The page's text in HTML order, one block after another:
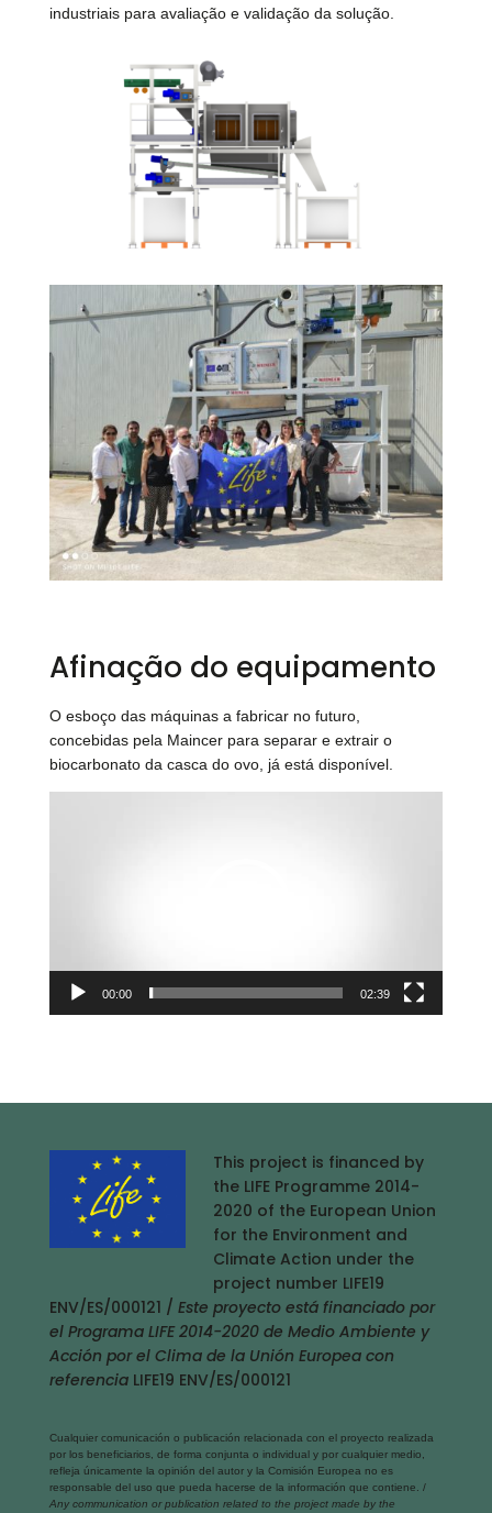
industriais para avaliação e validação da solução.
Afinação do equipamento
O esboço das máquinas a fabricar no futuro,
concebidas pela Maincer para separar e extrair o
biocarbonato da casca do ovo, já está disponível.
00:00 02:39
This project is financed by
the LIFE Programme 2014-
2020 of the European Union
for the Environment and
Climate Action under the
project number LIFE19
ENV/ES/000121 / Este proyecto está financiado por
el Programa LIFE 2014-2020 de Medio Ambiente y
Acción por el Clima de la Unión Europea con
referencia LIFE19 ENV/ES/000121
Cualquier comunicación o publicación relacionada con el proyecto realizada
por los beneficiarios, de forma conjunta o individual y por cualquier medio,
refleja únicamente la opinión del autor y la Comisión Europea no es
responsable del uso que pueda hacerse de la información que contiene. /
Any communication or publication related to the project made by the